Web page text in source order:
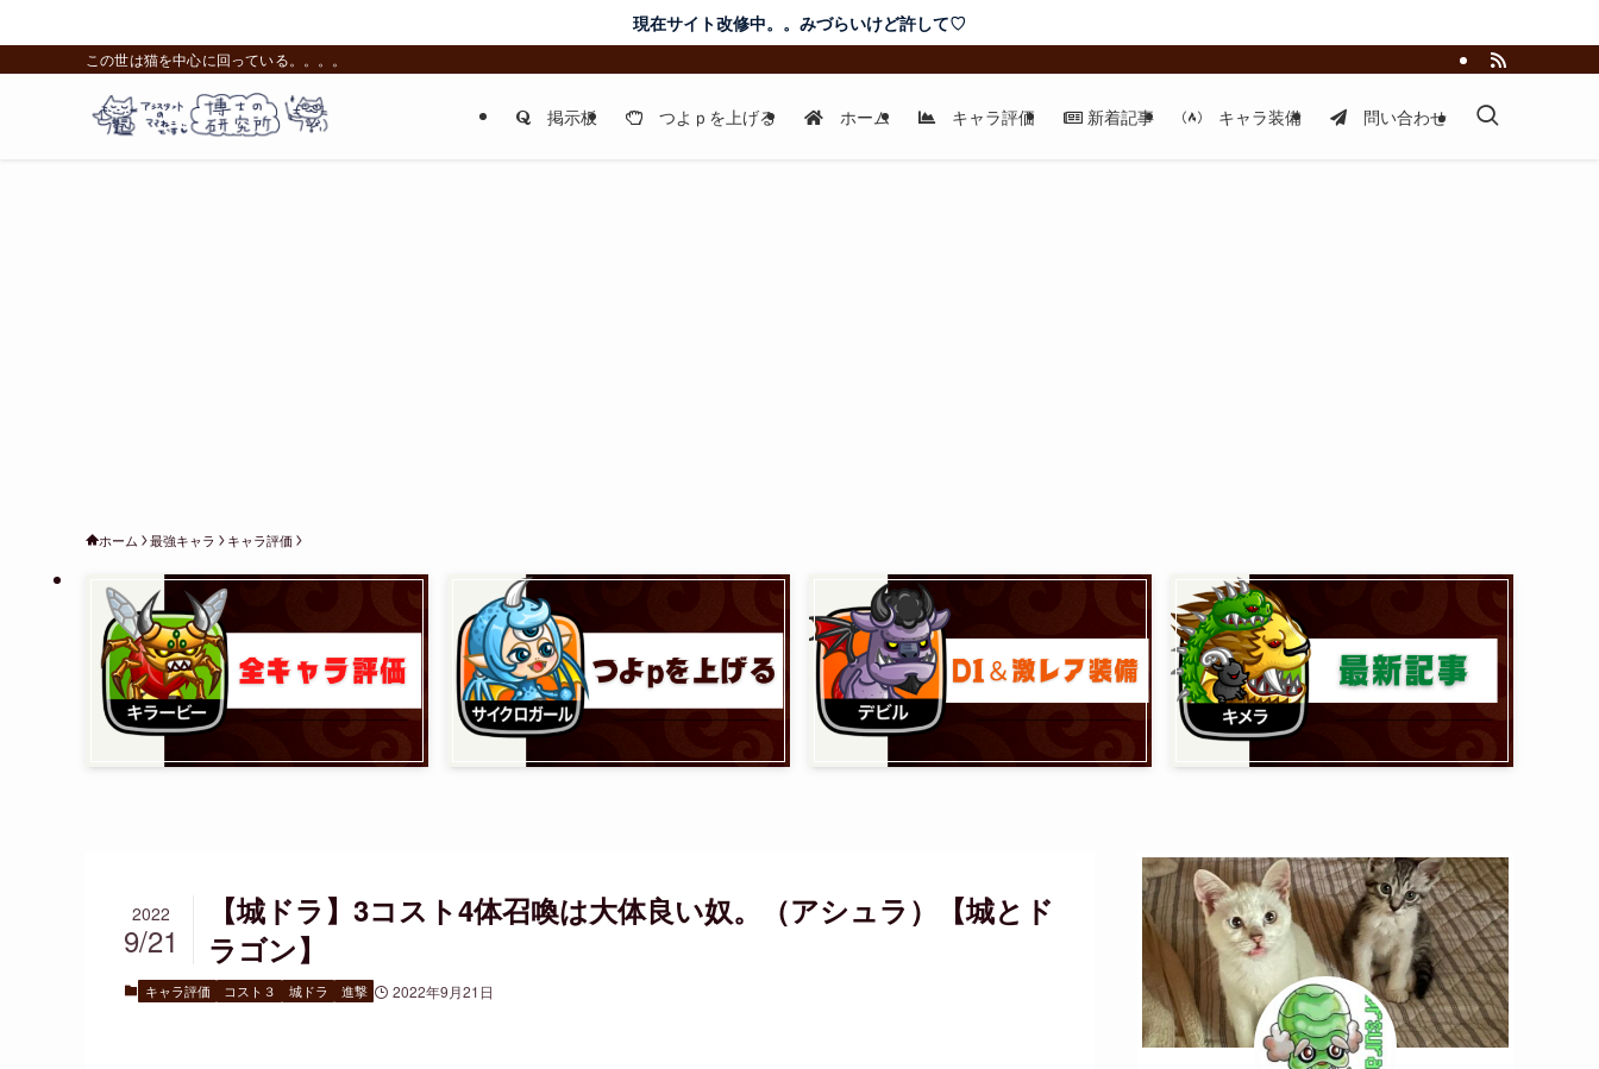
現在サイト改修中。。みづらいけど許して♡
この世は猫を中心に回っている。。。。
掲示板 つよｐを上げる ホーム キャラ評価 新着記事 キャラ装備 問い合わせ
ホーム 最強キャラ キャラ評価
【城ドラ】3コスト4体召喚は大体良い奴。（アシュラ）【城とド
ラゴン】
2022
9/21
キャラ評価 コスト３ 城ドラ 進撃 2022年9月21日